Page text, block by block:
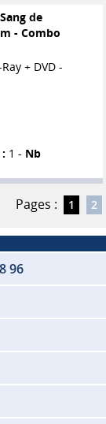
de
- Combo
+ DVD -
1 - Nb
Pages : 1 2
96